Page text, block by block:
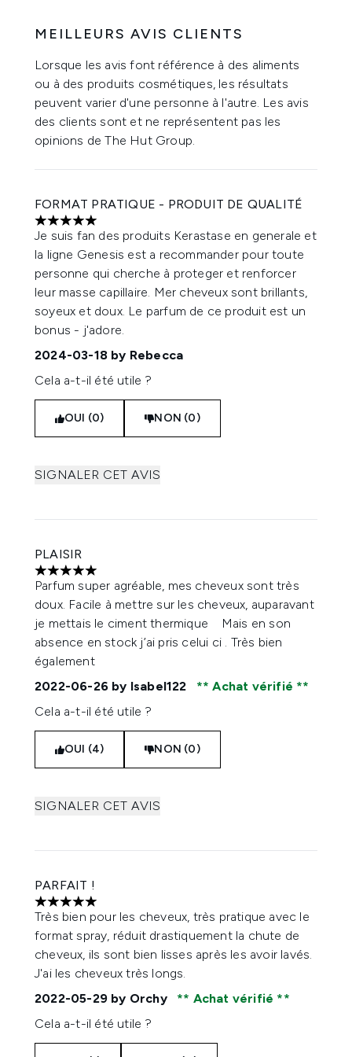
MEILLEURS AVIS CLIENTS
Lorsque les avis font référence à des aliments
ou à des produits cosmétiques, les résultats
peuvent varier d'une personne à l'autre. Les avis
des clients sont et ne représentent pas les
opinions de The Hut Group.
FORMAT PRATIQUE - PRODUIT DE QUALITÉ
5 étoiles sur un maximum de 5
Je suis fan des produits Kerastase en generale et
la ligne Genesis est a recommander pour toute
personne qui cherche à proteger et renforcer
leur masse capillaire. Mer cheveux sont brillants,
soyeux et doux. Le parfum de ce produit est un
bonus - j'adore.
2024-03-18 by Rebecca
Cela a-t-il été utile ?
OUI (0) NON (0)
SIGNALER CET AVIS
PLAISIR
5 étoiles sur un maximum de 5
Parfum super agréable, mes cheveux sont très
doux. Facile à mettre sur les cheveux, auparavant
je mettais le ciment thermique Mais en son
absence en stock j’ai pris celui ci . Très bien
également
2022-06-26 by Isabel122
Achat vérifié
Cela a-t-il été utile ?
OUI (4) NON (0)
SIGNALER CET AVIS
PARFAIT !
5 étoiles sur un maximum de 5
Très bien pour les cheveux, très pratique avec le
format spray, réduit drastiquement la chute de
cheveux, ils sont bien lisses après les avoir lavés.
J'ai les cheveux très longs.
2022-05-29 by Orchy
Achat vérifié
Cela a-t-il été utile ?